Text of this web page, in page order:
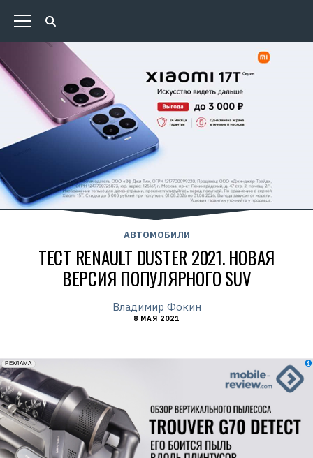
АВТОМОБИЛИ
ТЕСТ RENAULT DUSTER 2021. НОВАЯ
ВЕРСИЯ ПОПУЛЯРНОГО SUV
Владимир Фокин
8 МАЯ 2021
erid: 2VfnxxmNzs5
РЕКЛАМА